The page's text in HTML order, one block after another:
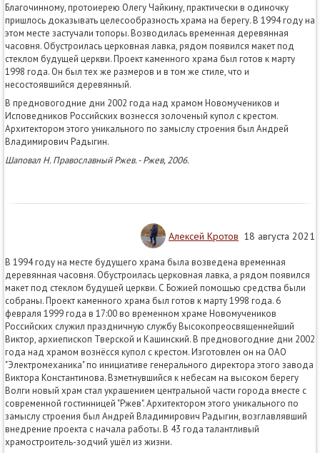
Благочинному, протоиерею Олегу Чайкину, практически в одиночку
пришлось доказывать целесообразность храма на берегу. В 1994 году на
этом месте застучали топоры. Возводилась временная деревянная
часовня. Обустроилась церковная лавка, рядом появился макет под
стеклом будущей церкви. Проект каменного храма был готов к марту
1998 года. Он был тех же размеров и в том же стиле, что и
несостоявшийся деревянный.
В предновогодние дни 2002 года над храмом Новомучеников и
Исповедников Российских вознесся золоченый купол с крестом.
Архитектором этого уникального по замыслу строения был Андрей
Владимирович Радыгин.
Шаповал Н. Православный Ржев. - Ржев, 2006.
Алексей Кротов 18 августа 2021
В 1994 году на месте будущего храма была возведена временная
деревянная часовня. Обустроилась церковная лавка, а рядом появился
макет под стеклом будущей церкви. С Божией помощью средства были
собраны. Проект каменного храма был готов к марту 1998 года. 6
февраля 1999 года в 17:00 во временном храме Новомучеников
Российских служил праздничную службу Высокопреосвященнейший
Виктор, архиепископ Тверской и Кашинский. В предновогодние дни 2002
года над храмом вознёсся купол с крестом. Изготовлен он на ОАО
"Электромеханика" по инициативе генерального директора этого завода
Виктора Константинова. Взметнувшийся к небесам на высоком берегу
Волги новый храм стал украшением центральной части города вместе с
современной гостинницей "Ржев". Архитектором этого уникального по
замыслу строения был Андрей Владимирович Радыгин, возглавлявший
внедрение проекта с начала работы. В 43 года талантливый
храмостроитель-зодчий ушёл из жизни.